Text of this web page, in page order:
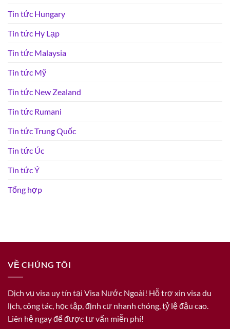
Tin tức Hungary
Tin tức Hy Lạp
Tin tức Malaysia
Tin tức Mỹ
Tin tức New Zealand
Tin tức Rumani
Tin tức Trung Quốc
Tin tức Úc
Tin tức Ý
Tổng hợp
VỀ CHÚNG TÔI
Dịch vụ visa uy tín tại Visa Nước Ngoài! Hỗ trợ xin visa du
lịch, công tác, học tập, định cư nhanh chóng, tỷ lệ đậu cao.
Liên hệ ngay để được tư vấn miễn phí!